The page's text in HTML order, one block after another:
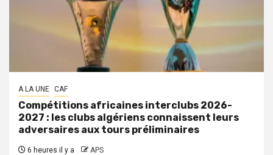
A LA UNE CAF
Compétitions africaines interclubs 2026-
2027 : les clubs algériens connaissent leurs
adversaires aux tours préliminaires
6 heures il y a APS